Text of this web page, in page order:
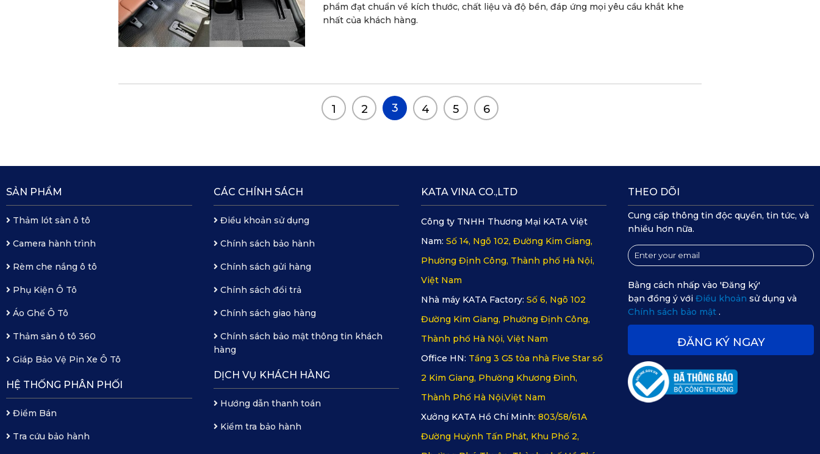
phẩm đạt chuẩn về kích thước, chất liệu và độ bền, đáp ứng mọi yêu cầu khắt khe
nhất của khách hàng.
1 2 3 4 5 6
SẢN PHẨM
Thảm lót sàn ô tô
Camera hành trình
Rèm che nắng ô tô
Phụ Kiện Ô Tô
Áo Ghế Ô Tô
Thảm sàn ô tô 360
Giáp Bảo Vệ Pin Xe Ô Tô
HỆ THỐNG PHÂN PHỐI
Điểm Bán
Tra cứu bảo hành
CÁC CHÍNH SÁCH
Điều khoản sử dụng
Chính sách bảo hành
Chính sách gửi hàng
Chính sách đổi trả
Chính sách giao hàng
Chính sách bảo mật thông tin khách
hàng
DỊCH VỤ KHÁCH HÀNG
Hướng dẫn thanh toán
Kiểm tra bảo hành
KATA VINA CO.,LTD
Công ty TNHH Thương Mại KATA Việt
Nam: Số 14, Ngõ 102, Đường Kim Giang,
Phường Định Công, Thành phố Hà Nội,
Việt Nam
Nhà máy KATA Factory: Số 6, Ngõ 102
Đường Kim Giang, Phường Định Công,
Thành phố Hà Nội, Việt Nam
Office HN: Tầng 3 G5 tòa nhà Five Star số
2 Kim Giang, Phường Khương Đình,
Thành Phố Hà Nội,Việt Nam
Xưởng KATA Hồ Chí Minh: 803/58/61A
Đường Huỳnh Tấn Phát, Khu Phố 2,
THEO DÕI
Cung cấp thông tin độc quyền, tin tức, và
nhiều hơn nữa.
Bằng cách nhấp vào 'Đăng ký'
bạn đồng ý vớiĐiều khoảnsử dụng và
Chính sách bảo mật.
ĐĂNG KÝ NGAY